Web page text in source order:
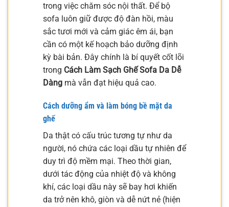
trong việc chăm sóc nội thất. Để bộ
sofa luôn giữ được độ đàn hồi, màu
sắc tươi mới và cảm giác êm ái, bạn
cần có một kế hoạch bảo dưỡng định
kỳ bài bản. Đây chính là bí quyết cốt lõi
trong Cách Làm Sạch Ghế Sofa Da Dễ
Dàng mà vẫn đạt hiệu quả cao.
Cách dưỡng ẩm và làm bóng bề mặt da
ghế
Da thật có cấu trúc tương tự như da
người, nó chứa các loại dầu tự nhiên để
duy trì độ mềm mại. Theo thời gian,
dưới tác động của nhiệt độ và không
khí, các loại dầu này sẽ bay hơi khiến
da trở nên khô, giòn và dễ nứt nẻ (hiện